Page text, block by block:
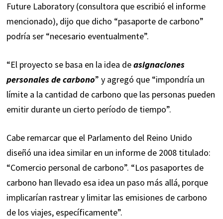
Future Laboratory (consultora que escribió el informe
mencionado), dijo que dicho “pasaporte de carbono”
podría ser “necesario eventualmente”.
“El proyecto se basa en la idea deasignaciones
personales de carbono” y agregó que “impondría un
límite a la cantidad de carbono que las personas pueden
emitir durante un cierto período de tiempo”.
Cabe remarcar que el Parlamento del Reino Unido
diseñó una idea similar en un informe de 2008 titulado:
“Comercio personal de carbono”. “Los pasaportes de
carbono han llevado esa idea un paso más allá, porque
implicarían rastrear y limitar las emisiones de carbono
de los viajes, específicamente”.